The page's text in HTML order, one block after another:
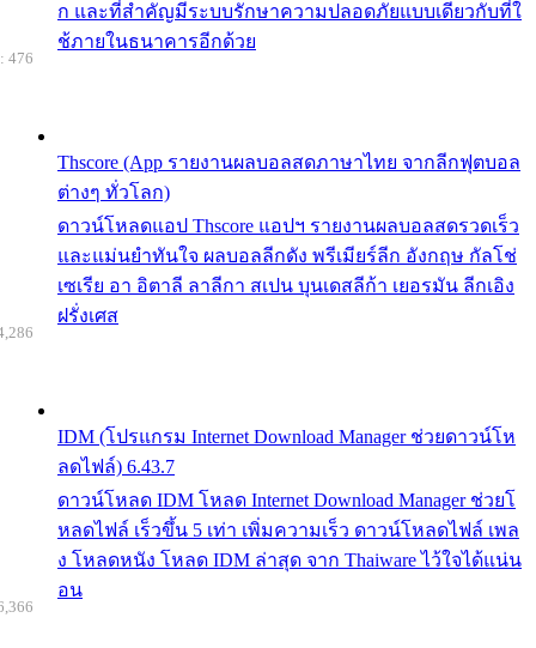
ก และที่สำคัญมีระบบรักษาความปลอดภัยแบบเดียวกับที่ใ
ช้ภายในธนาคารอีกด้วย
Thscore (App รายงานผลบอลสดภาษาไทย จากลีกฟุตบอล
ต่างๆ ทั่วโลก)
ดาวน์โหลดแอป Thscore แอปฯ รายงานผลบอลสดรวดเร็ว
และแม่นยำทันใจ ผลบอลลีกดัง พรีเมียร์ลีก อังกฤษ กัลโช่
เซเรีย อา อิตาลี ลาลีกา สเปน บุนเดสลีก้า เยอรมัน ลีกเอิง
ฝรั่งเศส
476
IDM (โปรแกรม Internet Download Manager ช่วยดาวน์โห
ลดไฟล์) 6.43.7
ดาวน์โหลด IDM โหลด Internet Download Manager ช่วยโ
หลดไฟล์ เร็วขึ้น 5 เท่า เพิ่มความเร็ว ดาวน์โหลดไฟล์ เพล
ง โหลดหนัง โหลด IDM ล่าสุด จาก Thaiware ไว้ใจได้แน่น
อน